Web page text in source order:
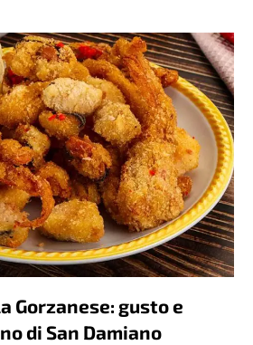
Gorzanese: gusto e
di San Damiano